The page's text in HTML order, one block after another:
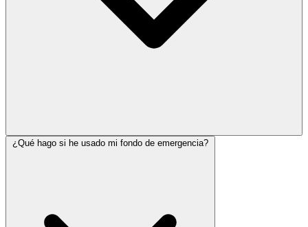
¿Qué hago si he usado mi fondo de emergencia?